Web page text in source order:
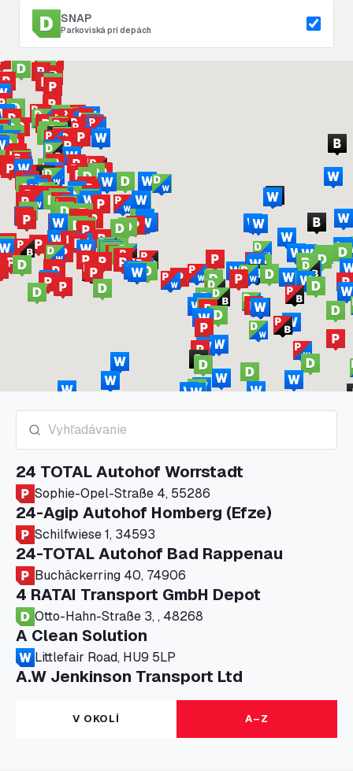
SNAP
Parkoviská pri depách
24 TOTAL Autohof Worrstadt
Sophie-Opel-Straße 4, 55286
24-Agip Autohof Homberg (Efze)
Schilfwiese 1, 34593
24-TOTAL Autohof Bad Rappenau
Buchäckerring 40, 74906
4 RATAI Transport GmbH Depot
Otto-Hahn-Straße 3, , 48268
A Clean Solution
Littlefair Road, HU9 5LP
A.W Jenkinson Transport Ltd
Progress House, ME11 5GA
A+G Nettetal - Depot Parking
Am Panneschopp 7, 41334
V OKOLÍ A–Z